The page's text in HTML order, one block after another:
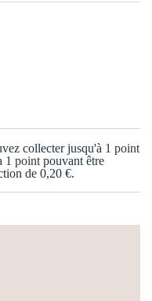
collecter jusqu'à 1 point
1 point pouvant être
de 0,20 €.